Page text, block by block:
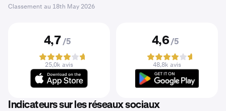
Classement au 18th May 2026
4,7 /5
25,0k avis
4,6 /5
48,8k avis
Indicateurs sur les réseaux sociaux